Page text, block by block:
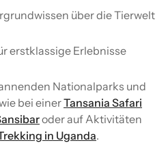
über die Tierwelt
erstklassige Erlebnisse
Nationalparks und
bei einerTansania Safari
oder auf Aktivitäten
in Uganda.